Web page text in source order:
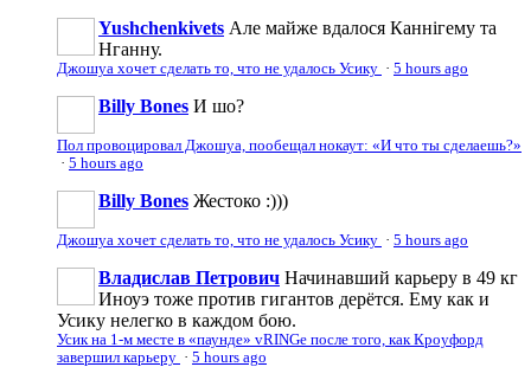
Yushchenkivets Але майже вдалося Каннігему та
Нганну.
Джошуа хочет сделать то, что не удалось Усику · 5 hours ago
Billy Bones И шо?
Пол провоцировал Джошуа, пообещал нокаут: «И что ты сделаешь?»
· 5 hours ago
Billy Bones Жестоко :)))
Джошуа хочет сделать то, что не удалось Усику · 5 hours ago
Владислав Петрович Начинавший карьеру в 49 кг
Иноуэ тоже против гигантов дерётся. Ему как и
Усику нелегко в каждом бою.
Усик на 1-м месте в «паунде» vRINGe после того, как Кроуфорд
завершил карьеру · 5 hours ago